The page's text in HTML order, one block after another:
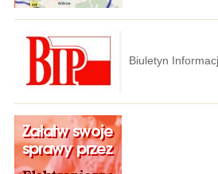
Biuletyn